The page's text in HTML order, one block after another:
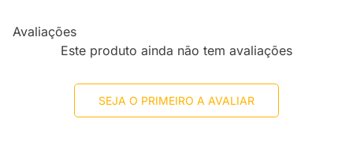
Avaliações
Este produto ainda não tem avaliações
SEJA O PRIMEIRO A AVALIAR